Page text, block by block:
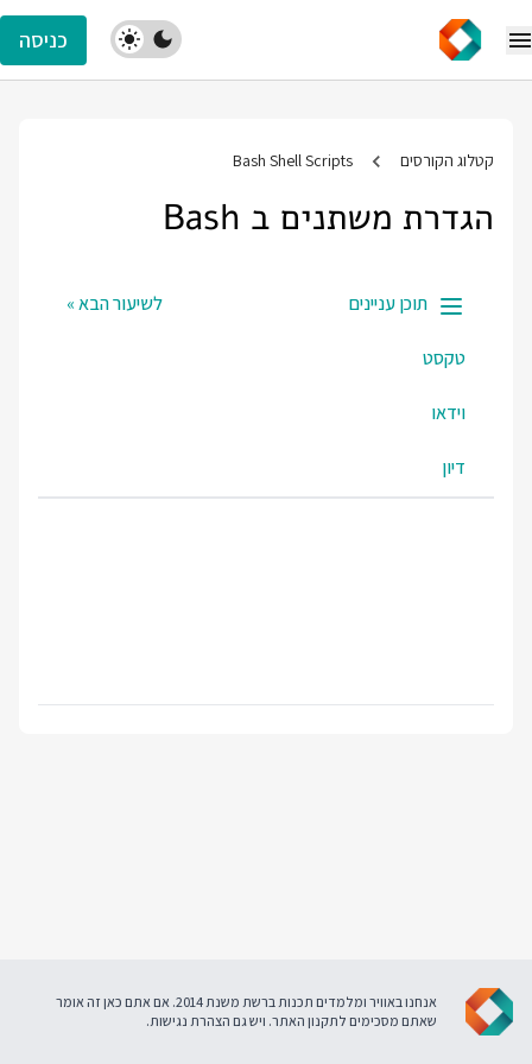
כניסה
קטלוג הקורסים Bash Shell Scripts
הגדרת משתנים ב Bash
תוכן עניינים
טקסט
וידאו
דיון
לשיעור הבא »
אנחנו באוויר ומלמדים תכנות ברשת משנת 2014. אם אתם כאן זה אומר
שאתם מסכימים לתקנון האתר. ויש גם הצהרת נגישות.